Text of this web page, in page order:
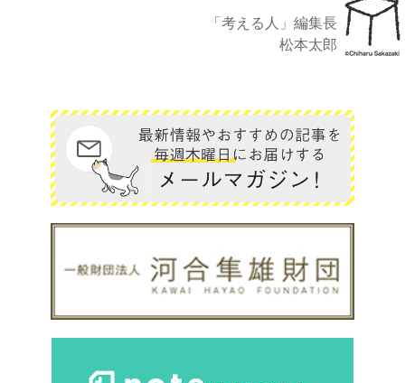
「考える人」編集長
松本太郎